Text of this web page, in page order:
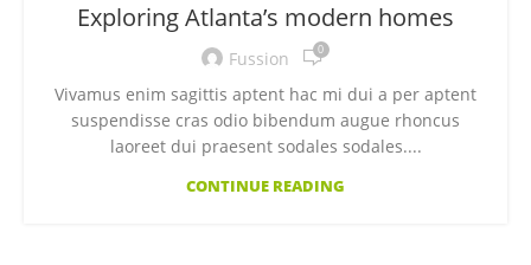
Exploring Atlanta’s modern homes
Fussion 0
Vivamus enim sagittis aptent hac mi dui a per aptent
suspendisse cras odio bibendum augue rhoncus
laoreet dui praesent sodales sodales....
CONTINUE READING